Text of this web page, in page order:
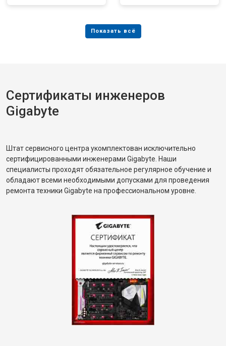
Сертификаты инженеров
Gigabyte
Штат сервисного центра укомплектован исключительно
сертифицированными инженерами Gigabyte. Наши
специалисты проходят обязательное регулярное обучение и
обладают всеми необходимыми допусками для проведения
ремонта техники Gigabyte на профессиональном уровне.